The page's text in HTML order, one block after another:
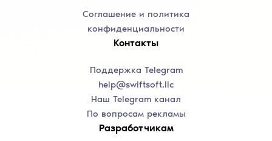
Соглашение и политика
конфиденциальности
Контакты
Поддержка Telegram
help@swiftsoft.llc
Наш Telegram канал
По вопросам рекламы
Разработчикам